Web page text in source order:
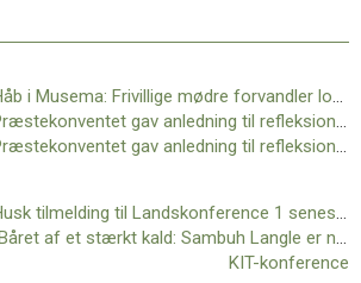
Håb i Musema: Frivillige mødre forvandler lokalsamfundet
Præstekonventet gav anledning til refleksion – 1 af 2
Præstekonventet gav anledning til refleksion – 2 af 2
Husk tilmelding til Landskonference 1 senest på søndag
”Båret af et stærkt kald: Sambuh Langle er ny præst i Odense”
KIT-konference